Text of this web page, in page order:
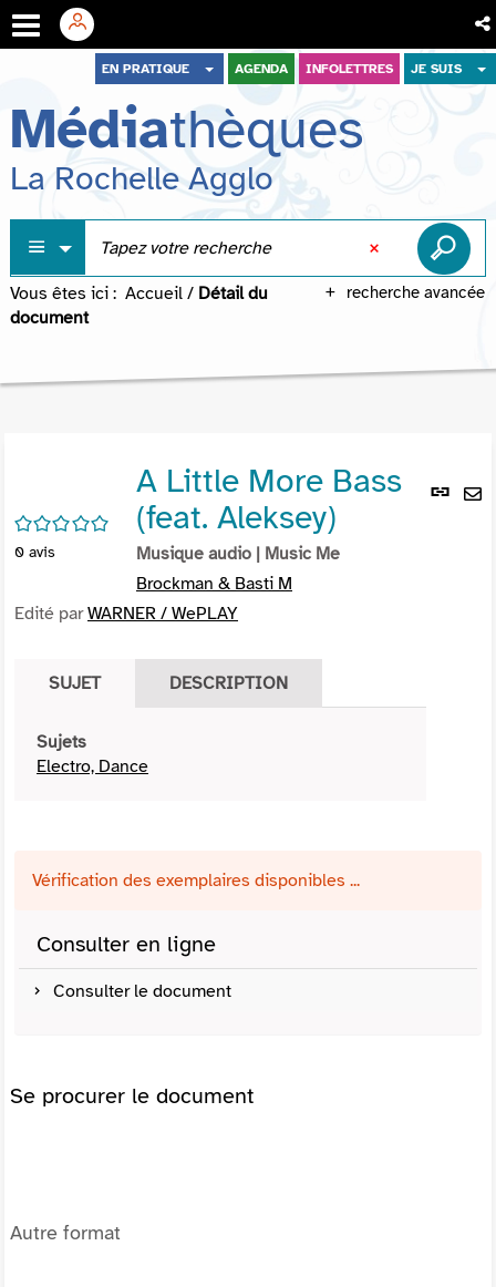
menu
contenu
recherche
EN PRATIQUE AGENDA INFOLETTRES JE SUIS
Médiathèques
La Rochelle Agglo
recherche avancée
Vous êtes ici : Accueil / Détail du
document
Lien
/5
0 avis
A Little More Bass
(feat. Aleksey)
Musique audio | Music Me
Brockman & Basti M
Edité parWARNER / WePLAY
SUJET DESCRIPTION
Sujets
Electro, Dance
Vérification des exemplaires disponibles ...
Consulter en ligne
Consulter le document
Se procurer le document
Autre format